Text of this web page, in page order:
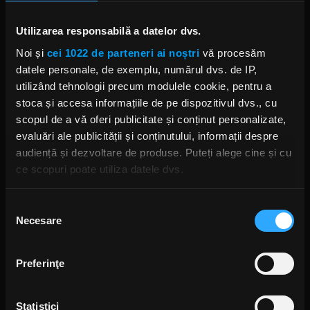
Utilizarea responsabilă a datelor dvs.
Noi și cei 1022 de parteneri ai noștri vă procesăm
datele personale, de exemplu, numărul dvs. de IP,
utilizând tehnologii precum modulele cookie, pentru a
stoca și accesa informațiile de pe dispozitivul dvs., cu
scopul de a vă oferi publicitate și conținut personalizate,
evaluări ale publicității și conținutului, informații despre
audiență și dezvoltare de produse. Puteți alege cine și cu
ce scopuri poate utiliza datele dvs.
Să colectăm informațiile cu privire la locația dvs.
Să vă identificăm dispozitivul scanândul-l în mod
activ după caracteristici specifice (amprentare)
dvs. personale și configurați-vă preferințele la
secțiunea
consimțământului
Necesare
Preferinţe
Statistici
tobe pentru viitorul albumHellyeah
Foto: Facebook